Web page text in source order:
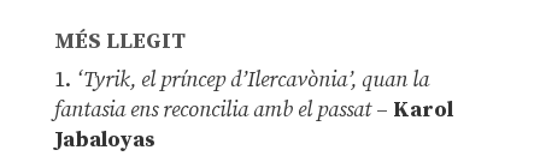
MÉS LLEGIT
1. ‘Tyrik, el príncep d’Ilercavònia’, quan la
fantasia ens reconcilia amb el passat– Karol
Jabaloyas